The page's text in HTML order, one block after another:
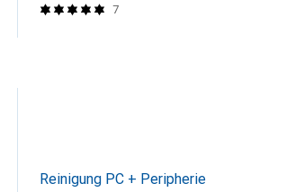
7
Reinigung PC + Peripherie